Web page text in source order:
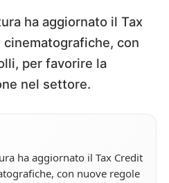
ha aggiornato il Tax
con
per favorire la
nel settore.
ha aggiornato il Tax Credit
con nuove regole